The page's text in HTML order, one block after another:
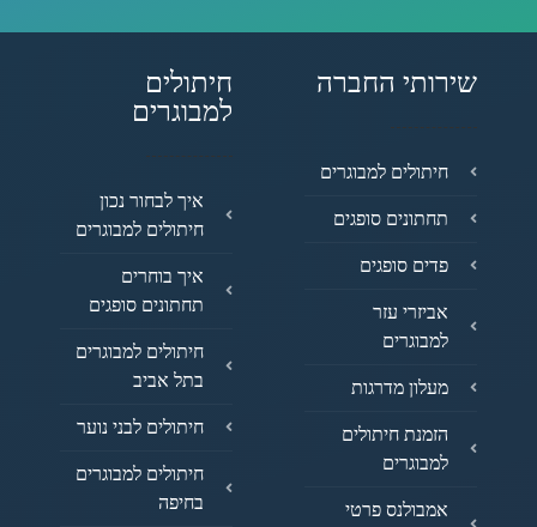
שירותי החברה
חיתולים למבוגרים
תחתונים סופגים
פדים סופגים
אביזרי עזר
למבוגרים
מעלון מדרגות
הזמנת חיתולים
למבוגרים
אמבולנס פרטי
חיתולים
למבוגרים
איך לבחור נכון
חיתולים למבוגרים
איך בוחרים
תחתונים סופגים
חיתולים למבוגרים
בתל אביב
חיתולים לבני נוער
חיתולים למבוגרים
בחיפה